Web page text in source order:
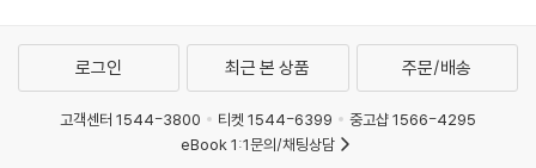
“프롬프트는 신학이다.” AI는 도구이지만, 언어는 은총이다. 프롬프트는
기술이 아니라 기도이며, 질문은 신앙의 또 다른 이름이다. “하나님은 말씀
하셨다(And God said).” 그 한 문장이 모든 창조의 시작이었고, 오늘 우
로그인 최근 본 상품 주문/배송
고객센터 1544-3800 티켓 1544-6399
중고샵 1566-4295
eBook 1:1문의/채팅상담